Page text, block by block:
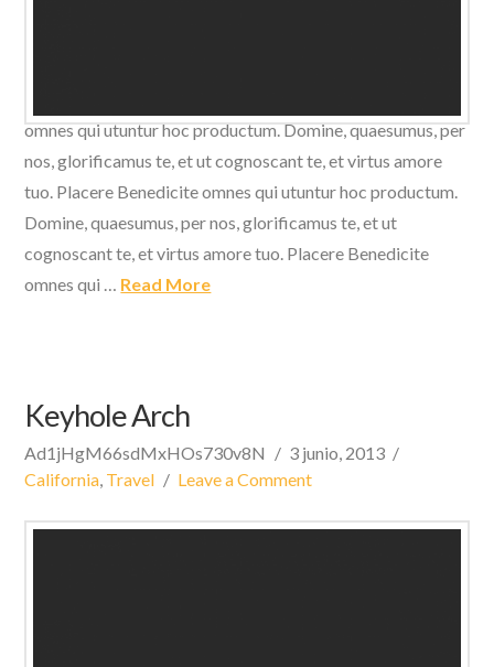
omnes qui utuntur hoc productum. Domine, quaesumus, per
nos, glorificamus te, et ut cognoscant te, et virtus amore
tuo. Placere Benedicite omnes qui utuntur hoc productum.
Domine, quaesumus, per nos, glorificamus te, et ut
cognoscant te, et virtus amore tuo. Placere Benedicite
omnes qui … Read More
Keyhole Arch
Ad1jHgM66sdMxHOs730v8N
3 junio, 2013
California, Travel Leave a Comment